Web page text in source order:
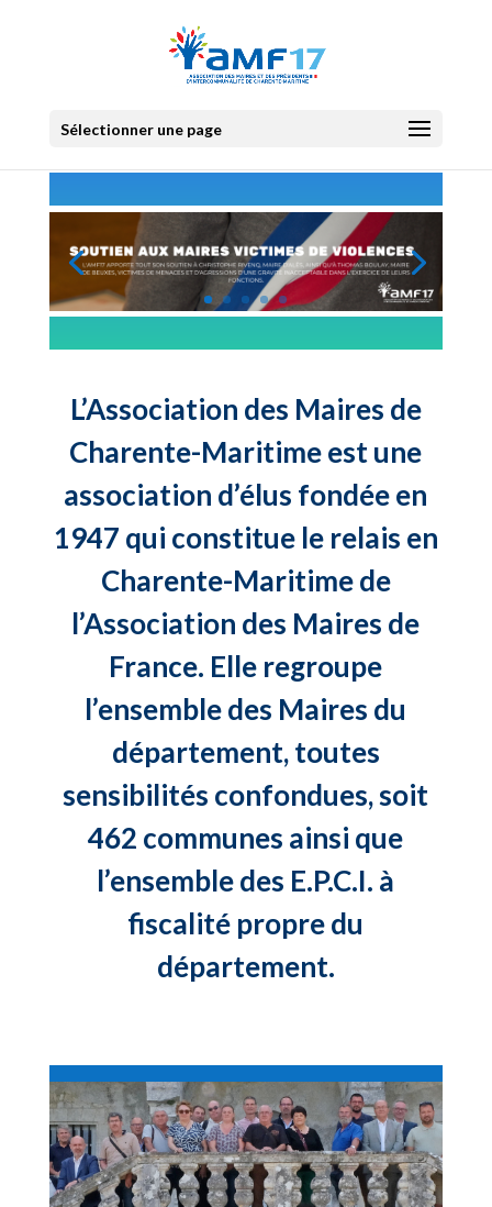
Sélectionner une page
L’Association des Maires de
Charente-Maritime est une
association d’élus fondée en
1947 qui constitue le relais en
Charente-Maritime de
l’Association des Maires de
France. Elle regroupe
l’ensemble des Maires du
département, toutes
sensibilités confondues, soit
462 communes ainsi que
l’ensemble des E.P.C.I. à
fiscalité propre du
département.